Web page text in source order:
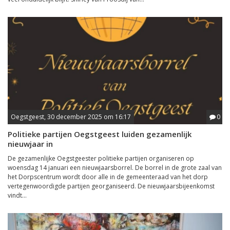
Oegstgeest, 30 december 2025 om 16:17 0
Politieke partijen Oegstgeest luiden gezamenlijk
nieuwjaar in
De gezamenlijke Oegstgeester politieke partijen organiseren op
woensdag 14 januari een nieuwjaarsborrel. De borrel in de grote zaal van
het Dorpscentrum wordt door alle in de gemeenteraad van het dorp
vertegenwoordigde partijen georganiseerd. De nieuwjaarsbijeenkomst
vindt...